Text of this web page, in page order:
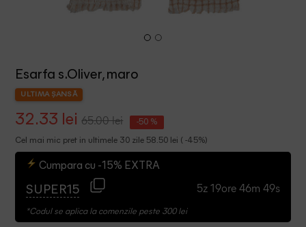
Esarfa s.Oliver, maro
ULTIMA ȘANSĂ
32.33 lei 65.00 lei -50 %
Cel mai mic pret in ultimele 30 zile 58.50 lei ( -45%)
Cumpara cu -15% EXTRA
SUPER15 5z 19ore 46m 49s
*Codul se aplica la comenzile peste 300 lei